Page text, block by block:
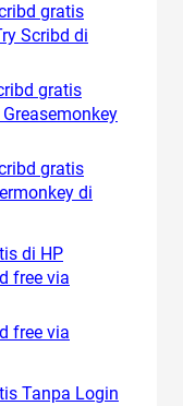
gratis
Scribd di
gratis
gratis
di
di HP
free via
free via
Tanpa Login